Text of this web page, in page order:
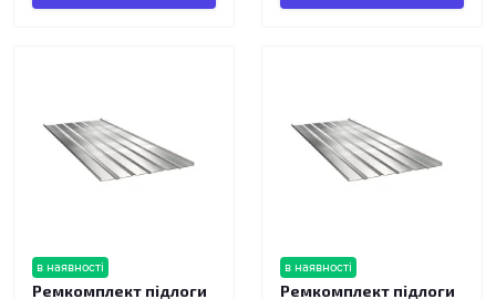
в наявності
Ремкомплект підлоги
в наявності
Ремкомплект підлоги